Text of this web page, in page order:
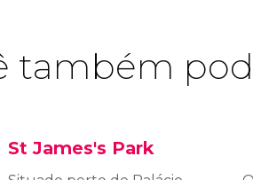
também
St James's Park